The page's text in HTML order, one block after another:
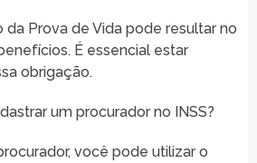
da Prova de Vida pode resultar no
É essencial estar
obrigação.
um procurador no INSS?
você pode utilizar o